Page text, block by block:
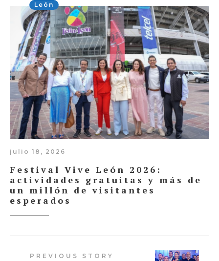
León
julio 18, 2026
Festival Vive León 2026:
actividades gratuitas y más de
un millón de visitantes
esperados
PREVIOUS STORY